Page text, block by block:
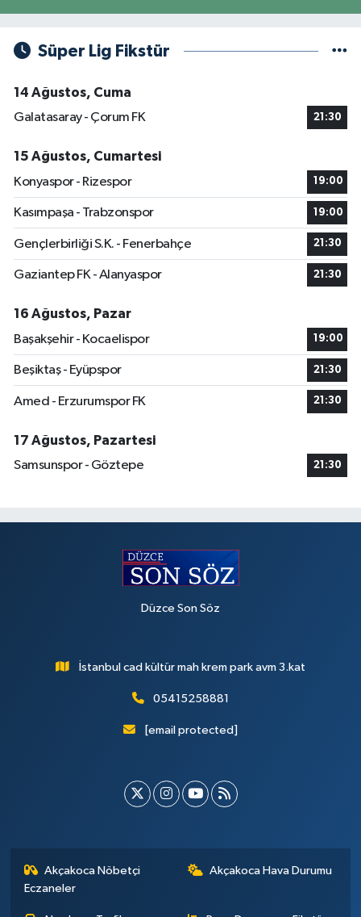
Süper Lig Fikstür
14 Ağustos, Cuma
Galatasaray - Çorum FK
21:30
15 Ağustos, Cumartesi
Konyaspor - Rizespor
19:00
Kasımpaşa - Trabzonspor 19:00
Gençlerbirliği S.K. - Fenerbahçe 21:30
Gaziantep FK - Alanyaspor 21:30
16 Ağustos, Pazar
Başakşehir - Kocaelispor
19:00
Beşiktaş - Eyüpspor 21:30
Amed - Erzurumspor FK 21:30
17 Ağustos, Pazartesi
Samsunspor - Göztepe
21:30
Düzce Son Söz
İstanbul cad kültür mah krem park avm 3.kat
05415258881
[email protected]
Akçakoca Nöbetçi
Eczaneler
Akçakoca Hava Durumu